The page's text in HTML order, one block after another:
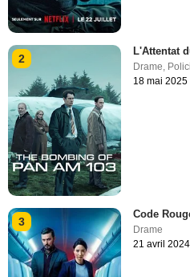
2
L'Attentat
Drame
18 mai 2025
3
Code
Drame
21 avril